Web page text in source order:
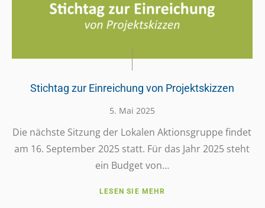
Stichtag zur Einreichung von Projektskizzen
5. Mai 2025
Die nächste Sitzung der Lokalen Akti­ons­gruppe findet
am 16. Septem­ber 2025 statt. Für das Jahr 2025 steht
ein Budget von…
LESEN SIE MEHR